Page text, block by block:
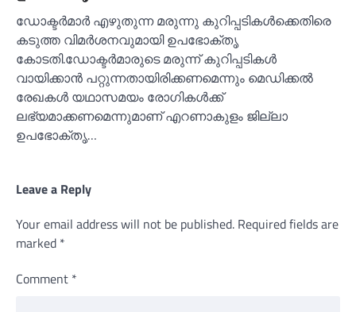
ഡോക്ടര്‍മാര്‍ എഴുതുന്ന മരുന്നു കുറിപ്പടികള്‍ക്കെതിരെ
കടുത്ത വിമര്‍ശനവുമായി ഉപഭോക്തൃ
കോടതി.ഡോക്ടര്‍മാരുടെ മരുന്ന് കുറിപ്പടികള്‍
വായിക്കാന്‍ പറ്റുന്നതായിരിക്കണമെന്നും മെഡിക്കല്‍
രേഖകള്‍ യഥാസമയം രോഗികള്‍ക്ക്
ലഭ്യമാക്കണമെന്നുമാണ് എറണാകുളം ജില്ലാ
ഉപഭോക്തൃ…
Leave a Reply
Your email address will not be published. Required fields are
marked *
Comment *